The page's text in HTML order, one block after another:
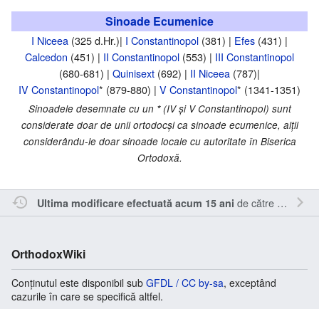
Sinoade Ecumenice
I Niceea (325 d.Hr.)| I Constantinopol (381) | Efes (431) |
Calcedon (451) | II Constantinopol (553) | III Constantinopol
(680-681) | Quinisext (692) | II Niceea (787)|
IV Constantinopol* (879-880) | V Constantinopol* (1341-1351)
Sinoadele desemnate cu un *(IV şi V Constantinopol) sunt
considerate doar de unii ortodocşi ca sinoade ecumenice, alţii
considerându-le doar sinoade locale cu autoritate în Biserica
Ortodoxă.
Ultima modificare efectuată acum 15 ani de către Sîmbotin
OrthodoxWiki
Conținutul este disponibil sub GFDL / CC by-sa, exceptând
cazurile în care se specifică altfel.